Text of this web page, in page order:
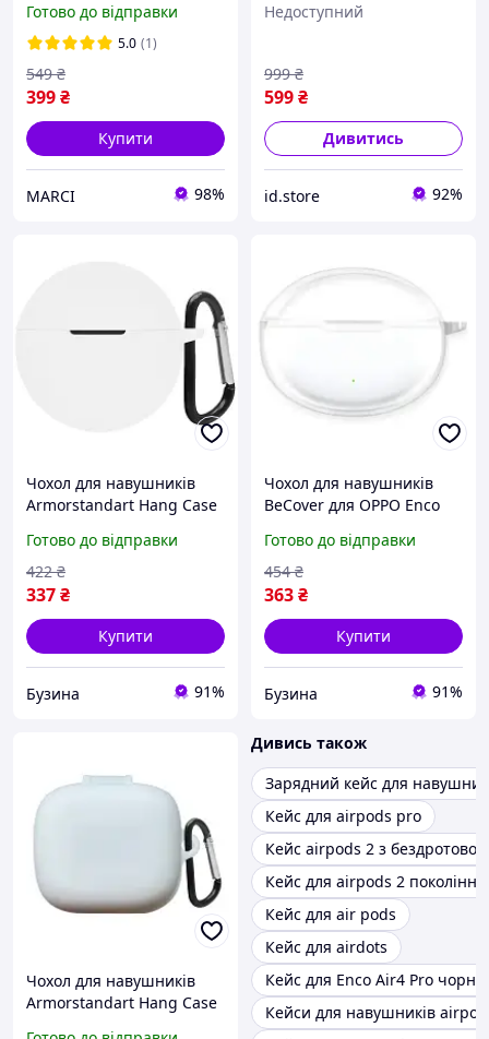
брелок у подарунок
Готово до відправки
5.0 (1)
399₴
549 ₴
Купити
MARCI 98%
Недоступний
599₴
999 ₴
Дивитись
id.store 92%
Чохол для навушників
Armorstandart Hang Case
White ARM79945 buzyna
Готово до відправки
337₴
422 ₴
Купити
Бузина 91%
Чохол для навушників
BeCover для OPPO Enco
Transparent 714836
buzyna
Готово до відправки
363₴
454 ₴
Купити
Бузина 91%
Чохол для навушників
Armorstandart Hang Case
Дивись також
Зарядний кейс для
Кейс для airpods pro
Кейс airpods 2 з
Кейс для airpods 2 покоління
Кейс для air pods
Кейс для airdots
Кейс для Enco Air4 Pro
Кейси для навушників